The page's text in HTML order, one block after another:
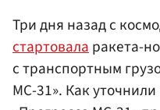
Три дня назад с
стартовала ракета-
с транспортным
МС-31». Как уточнили